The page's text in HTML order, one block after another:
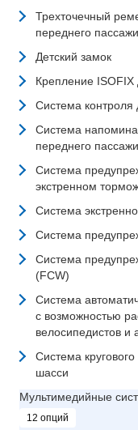
Трехточечный
переднего
Детский замок
Крепление ISOFIX
Система
Система
переднего
Система
экстренном
Система
Система
Система
(FCW)
Система
с возможностью
велосипедистов и
Система
шасси
Мультимедийные
12 опций